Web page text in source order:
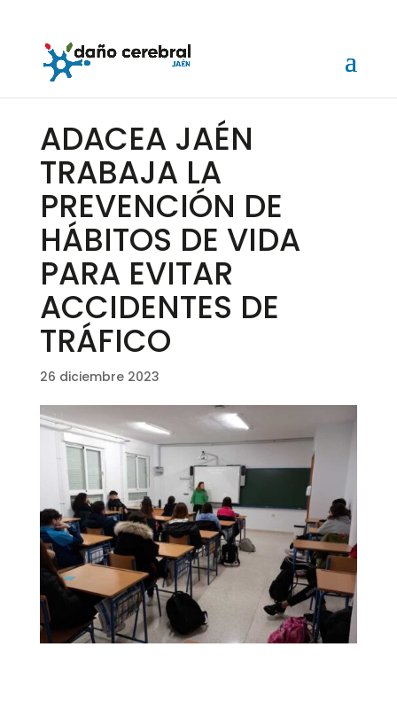
ADACEA JAÉN
TRABAJA LA
PREVENCIÓN DE
HÁBITOS DE VIDA
PARA EVITAR
ACCIDENTES DE
TRÁFICO
26 diciembre 2023